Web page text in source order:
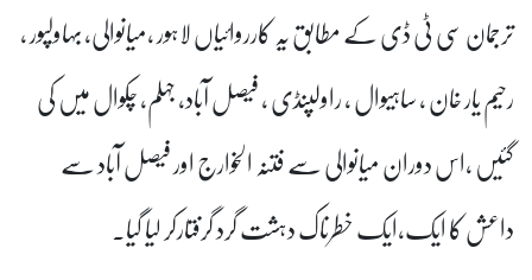
ترجمان سی ٹی ڈی کے مطابق یہ کارروائیاں لاہور ،میانوالی، بہاولپور ،
رحیم یار خان ، ساہیوال ، راولپنڈی ، فیصل آباد، جہلم، چکوال میں کی
گئیں ،اس دوران میانوالی سے فتنہ الخوارج اور فیصل آباد سے
داعش کا ایک،ایک خطرناک دہشت گرد گرفتارکر لیا گیا۔